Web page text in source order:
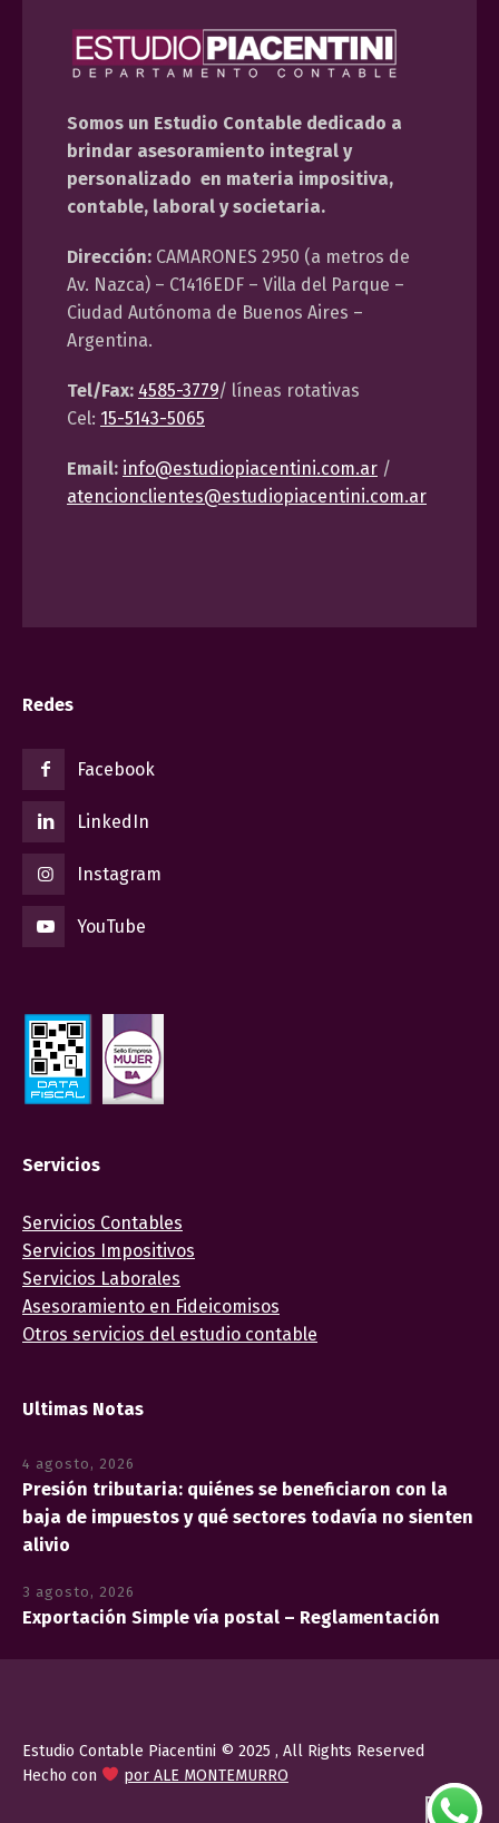
Somos un Estudio Contable dedicado a
brindar asesoramiento integral y
personalizado en materia impositiva,
contable, laboral y societaria.
Dirección: CAMARONES 2950 (a metros de
Av. Nazca) – C1416EDF – Villa del Parque –
Ciudad Autónoma de Buenos Aires –
Argentina.
Tel/Fax: 4585-3779/ líneas rotativas
Cel: 15-5143-5065
Email: info@estudiopiacentini.com.ar /
atencionclientes@estudiopiacentini.com.ar
Redes
Facebook
LinkedIn
Instagram
YouTube
Servicios
Servicios Contables
Servicios Impositivos
Servicios Laborales
Asesoramiento en Fideicomisos
Otros servicios del estudio contable
Ultimas Notas
4 agosto, 2026
Presión tributaria: quiénes se beneficiaron con la
baja de impuestos y qué sectores todavía no sienten
alivio
3 agosto, 2026
Exportación Simple vía postal – Reglamentación
Estudio Contable Piacentini © 2025 , All Rights Reserved
Hecho con
por ALE MONTEMURRO